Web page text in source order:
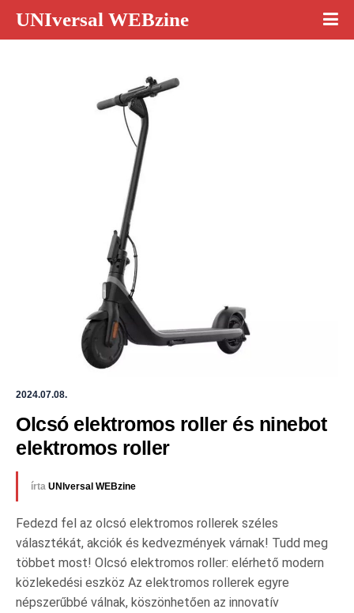
UNIversal WEBzine
2024.07.08.
Olcsó elektromos roller és ninebot
elektromos roller
írta UNIversal WEBzine
Fedezd fel az olcsó elektromos rollerek széles
választékát, akciók és kedvezmények várnak! Tudd meg
többet most! Olcsó elektromos roller: elérhető modern
közlekedési eszköz Az elektromos rollerek egyre
népszerűbbé válnak, köszönhetően az innovatív